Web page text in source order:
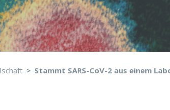
Stammt SARS-CoV-2 aus einem